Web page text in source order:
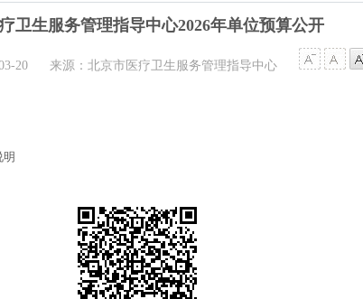
卫生服务管理指导中心2026年单位预算公开
20 来源：北京市医疗卫生服务管理指导中心